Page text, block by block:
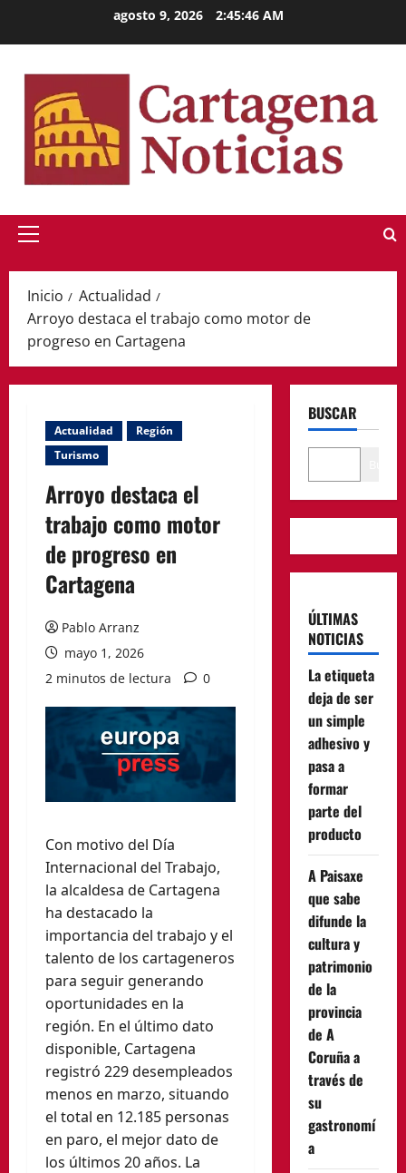
agosto 9, 2026 2:45:47 AM
Menú
Inicio
Actualidad
Arroyo destaca el trabajo como motor de
progreso en Cartagena
Actualidad
Región
Turismo
Arroyo destaca el
trabajo como motor
de progreso en
Cartagena
Pablo Arranz
mayo 1, 2026
2 minutos de lectura
0
Con motivo del Día
Internacional del Trabajo,
la alcaldesa de Cartagena
ha destacado la
importancia del trabajo y el
talento de los cartageneros
para seguir generando
oportunidades en la
región. En el último dato
disponible, Cartagena
registró 229 desempleados
menos en marzo, situando
el total en 12.185 personas
en paro, el mejor dato de
los últimos 20 años. La
BUSCAR
ÚLTIMAS
NOTICIAS
La etiqueta
deja de ser
un simple
adhesivo y
pasa a
formar
parte del
producto
A Paisaxe
que sabe
difunde la
cultura y
patrimonio
de la
provincia
de A
Coruña a
través de
su
gastronomí
a